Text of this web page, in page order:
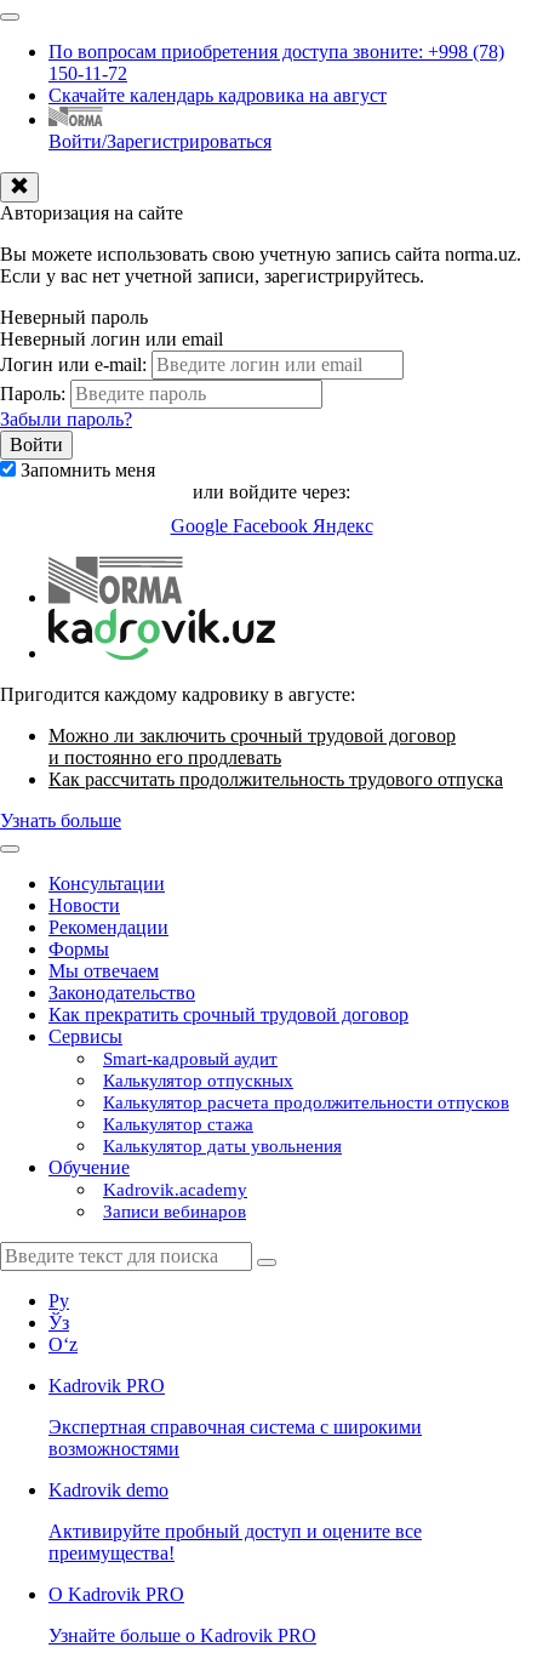
По вопросам приобретения доступа звоните: +998 (78)
150-11-72
Скачайте календарь кадровика на август
Войти/Зарегистрироваться
Авторизация на сайте
Вы можете использовать свою учетную запись сайта norma.uz.
Если у вас нет учетной записи, зарегистрируйтесь.
Неверный пароль
Неверный логин или email
Логин или e-mail:
Пароль:
Забыли пароль?
Запомнить меня
или войдите через:
Google Facebook Яндекс
Пригодится каждому кадровику в августе:
Можно ли заключить срочный трудовой договор
и постоянно его продлевать
Как рассчитать продолжительность трудового отпуска
Узнать больше
Консультации
Новости
Рекомендации
Формы
Мы отвечаем
Законодательство
Как прекратить срочный трудовой договор
Сервисы
Smart-кадровый аудит
Калькулятор отпускных
Калькулятор расчета продолжительности отпусков
Калькулятор стажа
Калькулятор даты увольнения
Обучение
Kadrovik.academy
Записи вебинаров
Ру
Ўз
Oʻz
Kadrovik PRO
Экспертная справочная система с широкими
возможностями
Kadrovik demo
Активируйте пробный доступ и оцените все
преимущества!
О Kadrovik PRO
Узнайте больше о Kadrovik PRO